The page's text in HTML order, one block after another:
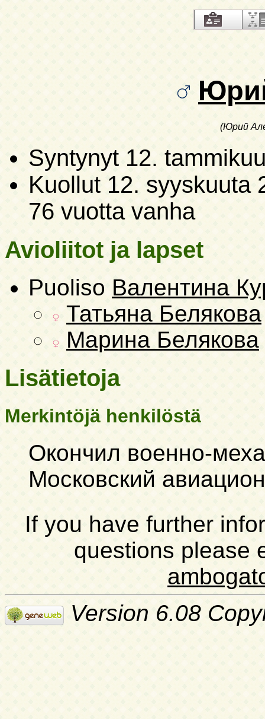
(Юрий
Syntynyt 12.
Kuollut 12. syyskuuta
76 vuotta vanha
Avioliitot ja lapset
Puoliso Валентина
Татьяна Белякова
Марина Белякова
Lisätietoja
Merkintöjä henkilöstä
Окончил военно-
Московский
If you have further
questions please
Version 6.08